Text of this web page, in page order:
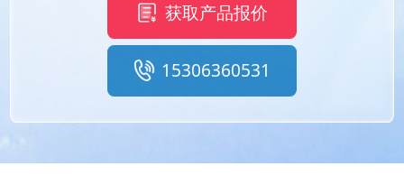
获取产品报价
15306360531